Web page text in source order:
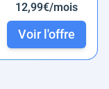
12,99€/mois
Voir l'offre